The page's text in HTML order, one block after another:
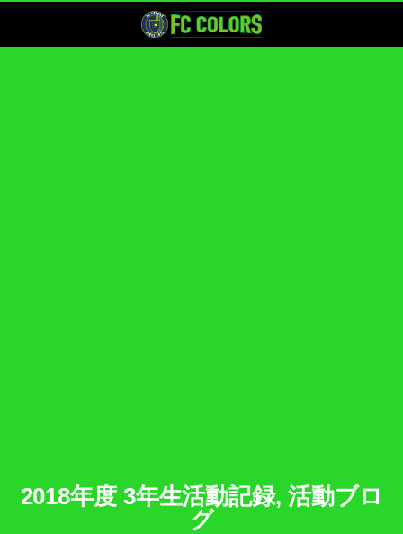
2018年度 3年生活動記録, 活動ブロ
グ